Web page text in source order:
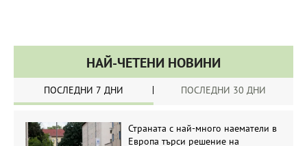
НАЙ-ЧЕТЕНИ НОВИНИ
ПОСЛЕДНИ 7 ДНИ ПОСЛЕДНИ 30 ДНИ
Страната с най-много наематели в
Европа търси решение на